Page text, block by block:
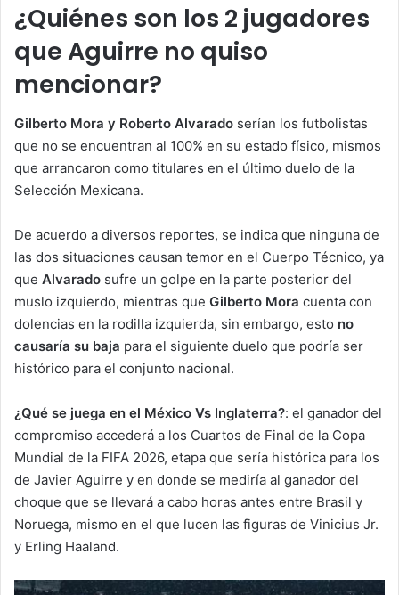
¿Quiénes son los 2 jugadores
que Aguirre no quiso
mencionar?
Gilberto Mora y Roberto Alvarado serían los futbolistas
que no se encuentran al 100% en su estado físico, mismos
que arrancaron como titulares en el último duelo de la
Selección Mexicana.
De acuerdo a diversos reportes, se indica que ninguna de
las dos situaciones causan temor en el Cuerpo Técnico, ya
que Alvarado sufre un golpe en la parte posterior del
muslo izquierdo, mientras que Gilberto Mora cuenta con
dolencias en la rodilla izquierda, sin embargo, esto no
causaría su baja para el siguiente duelo que podría ser
histórico para el conjunto nacional.
¿Qué se juega en el México Vs Inglaterra?: el ganador del
compromiso accederá a los Cuartos de Final de la Copa
Mundial de la FIFA 2026, etapa que sería histórica para los
de Javier Aguirre y en donde se mediría al ganador del
choque que se llevará a cabo horas antes entre Brasil y
Noruega, mismo en el que lucen las figuras de Vinicius Jr.
y Erling Haaland.